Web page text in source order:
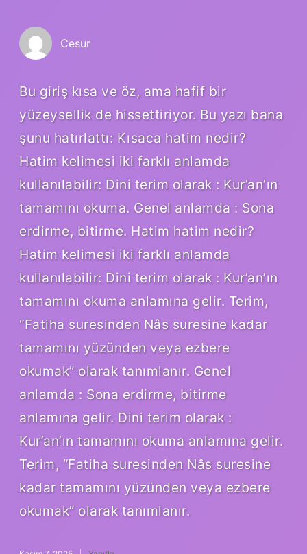
Cesur
Bu giriş kısa ve öz, ama hafif bir
yüzeysellik de hissettiriyor. Bu yazı bana
şunu hatırlattı: Kısaca hatim nedir?
Hatim kelimesi iki farklı anlamda
kullanılabilir: Dini terim olarak : Kur’an’ın
tamamını okuma. Genel anlamda : Sona
erdirme, bitirme. Hatim hatim nedir?
Hatim kelimesi iki farklı anlamda
kullanılabilir: Dini terim olarak : Kur’an’ın
tamamını okuma anlamına gelir. Terim,
“Fatiha suresinden Nâs suresine kadar
tamamını yüzünden veya ezbere
okumak” olarak tanımlanır. Genel
anlamda : Sona erdirme, bitirme
anlamına gelir. Dini terim olarak :
Kur’an’ın tamamını okuma anlamına gelir.
Terim, “Fatiha suresinden Nâs suresine
kadar tamamını yüzünden veya ezbere
okumak” olarak tanımlanır.